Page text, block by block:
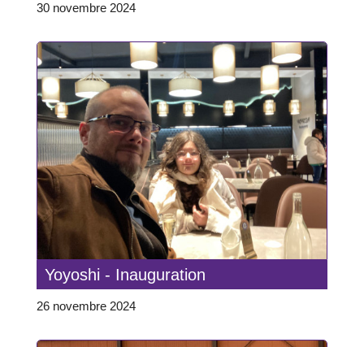
30 novembre 2024
Yoyoshi - Inauguration
26 novembre 2024